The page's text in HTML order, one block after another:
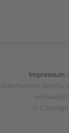
Impressum
©